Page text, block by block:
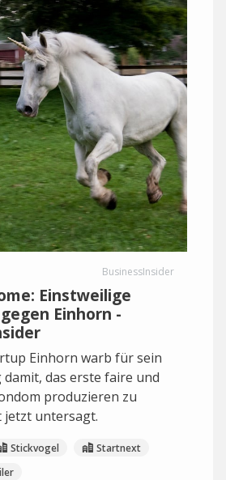
BusinessInsider
Einstweilige
Einhorn -
Einhorn warb für sein
das erste faire und
produzieren zu
jetzt untersagt.
Stickvogel
Startnext